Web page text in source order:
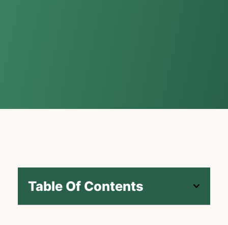
Table Of Contents